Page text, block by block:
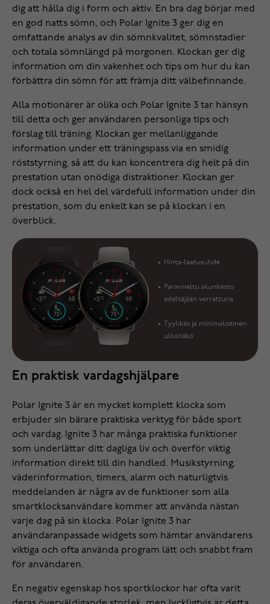
dig att hålla dig i form och aktiv. En bra dag börjar med
en god natts sömn, och Polar Ignite 3 ger dig en
omfattande analys av din sömnkvalitet, sömnstadier
och totala sömnlängd på morgonen. Klockan ger dig
information om din vakenhet och tips om hur du kan
förbättra din sömn för att främja ditt välbefinnande.
Alla motionärer är olika och Polar Ignite 3 tar hänsyn
till detta och ger användaren personliga tips och
förslag till träning. Klockan ger mellanliggande
information under ett träningspass via en smidig
röststyrning, så att du kan koncentrera dig helt på din
prestation utan onödiga distraktioner. Klockan ger
dock också en hel del värdefull information under din
prestation, som du enkelt kan se på klockan i en
överblick.
En praktisk vardagshjälpare
Polar Ignite 3 är en mycket komplett klocka som
erbjuder sin bärare praktiska verktyg för både sport
och vardag. Ignite 3 har många praktiska funktioner
som underlättar ditt dagliga liv och överför viktig
information direkt till din handled. Musikstyrning,
väderinformation, timers, alarm och naturligtvis
meddelanden är några av de funktioner som alla
smartklocksanvändare kommer att använda nästan
varje dag på sin klocka. Polar Ignite 3 har
användaranpassade widgets som hämtar användarens
viktiga och ofta använda program lätt och snabbt fram
för användaren.
En negativ egenskap hos sportklockor har ofta varit